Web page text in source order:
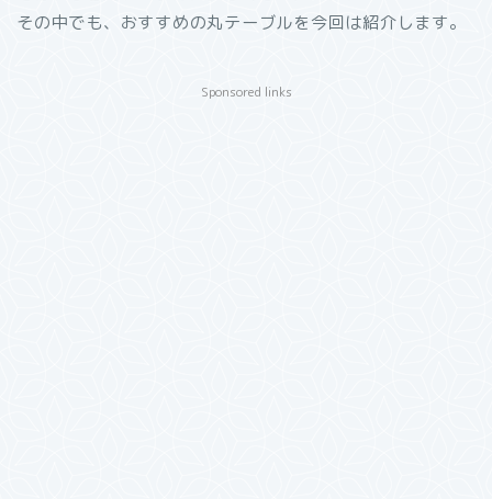
その中でも、おすすめの丸テーブルを今回は紹介します。
Sponsored links